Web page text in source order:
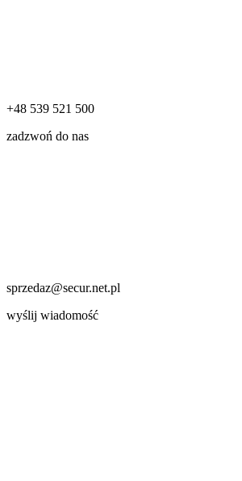
+48 539 521 500
zadzwoń do nas
sprzedaz@secur.net.pl
wyślij wiadomość